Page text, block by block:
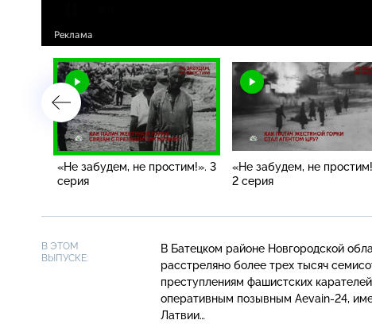
«Не забудем, не простим!». 3
серия
«Не забудем, не
2 серия
В ЭТОМ
ВЫПУСКЕ:
В Батецком районе Новгородской
расстреляно более трех тысяч
преступлениям фашистских
оперативным позывным Aevain-24,
Латвии…